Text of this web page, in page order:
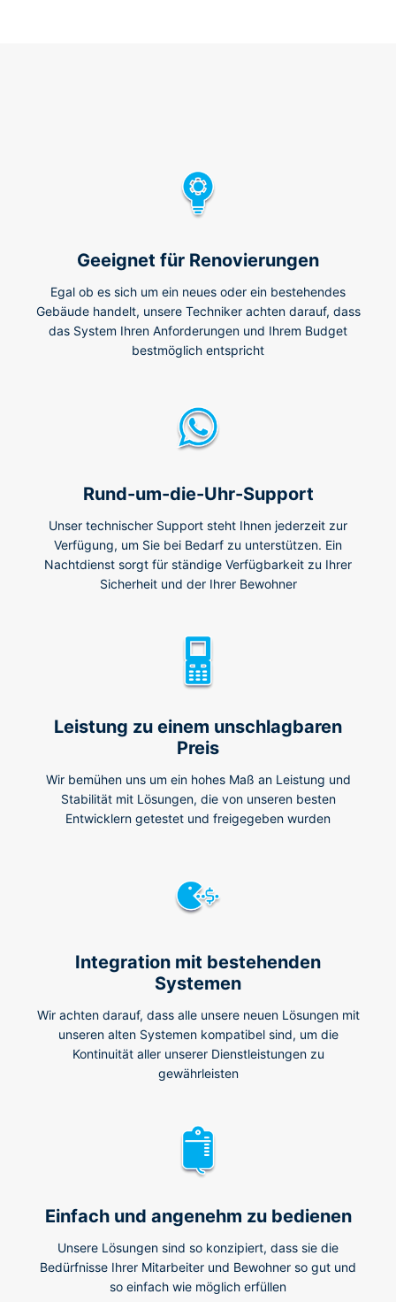
Geeignet für Renovierungen
Egal ob es sich um ein neues oder ein bestehendes
Gebäude handelt, unsere Techniker achten darauf, dass
das System Ihren Anforderungen und Ihrem Budget
bestmöglich entspricht
Rund-um-die-Uhr-Support
Unser technischer Support steht Ihnen jederzeit zur
Verfügung, um Sie bei Bedarf zu unterstützen. Ein
Nachtdienst sorgt für ständige Verfügbarkeit zu Ihrer
Sicherheit und der Ihrer Bewohner
Leistung zu einem unschlagbaren
Preis
Wir bemühen uns um ein hohes Maß an Leistung und
Stabilität mit Lösungen, die von unseren besten
Entwicklern getestet und freigegeben wurden
Integration mit bestehenden
Systemen
Wir achten darauf, dass alle unsere neuen Lösungen mit
unseren alten Systemen kompatibel sind, um die
Kontinuität aller unserer Dienstleistungen zu
gewährleisten
Einfach und angenehm zu bedienen
Unsere Lösungen sind so konzipiert, dass sie die
Bedürfnisse Ihrer Mitarbeiter und Bewohner so gut und
so einfach wie möglich erfüllen